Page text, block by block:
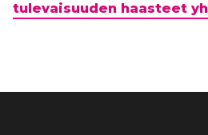
tulevaisuuden haasteet